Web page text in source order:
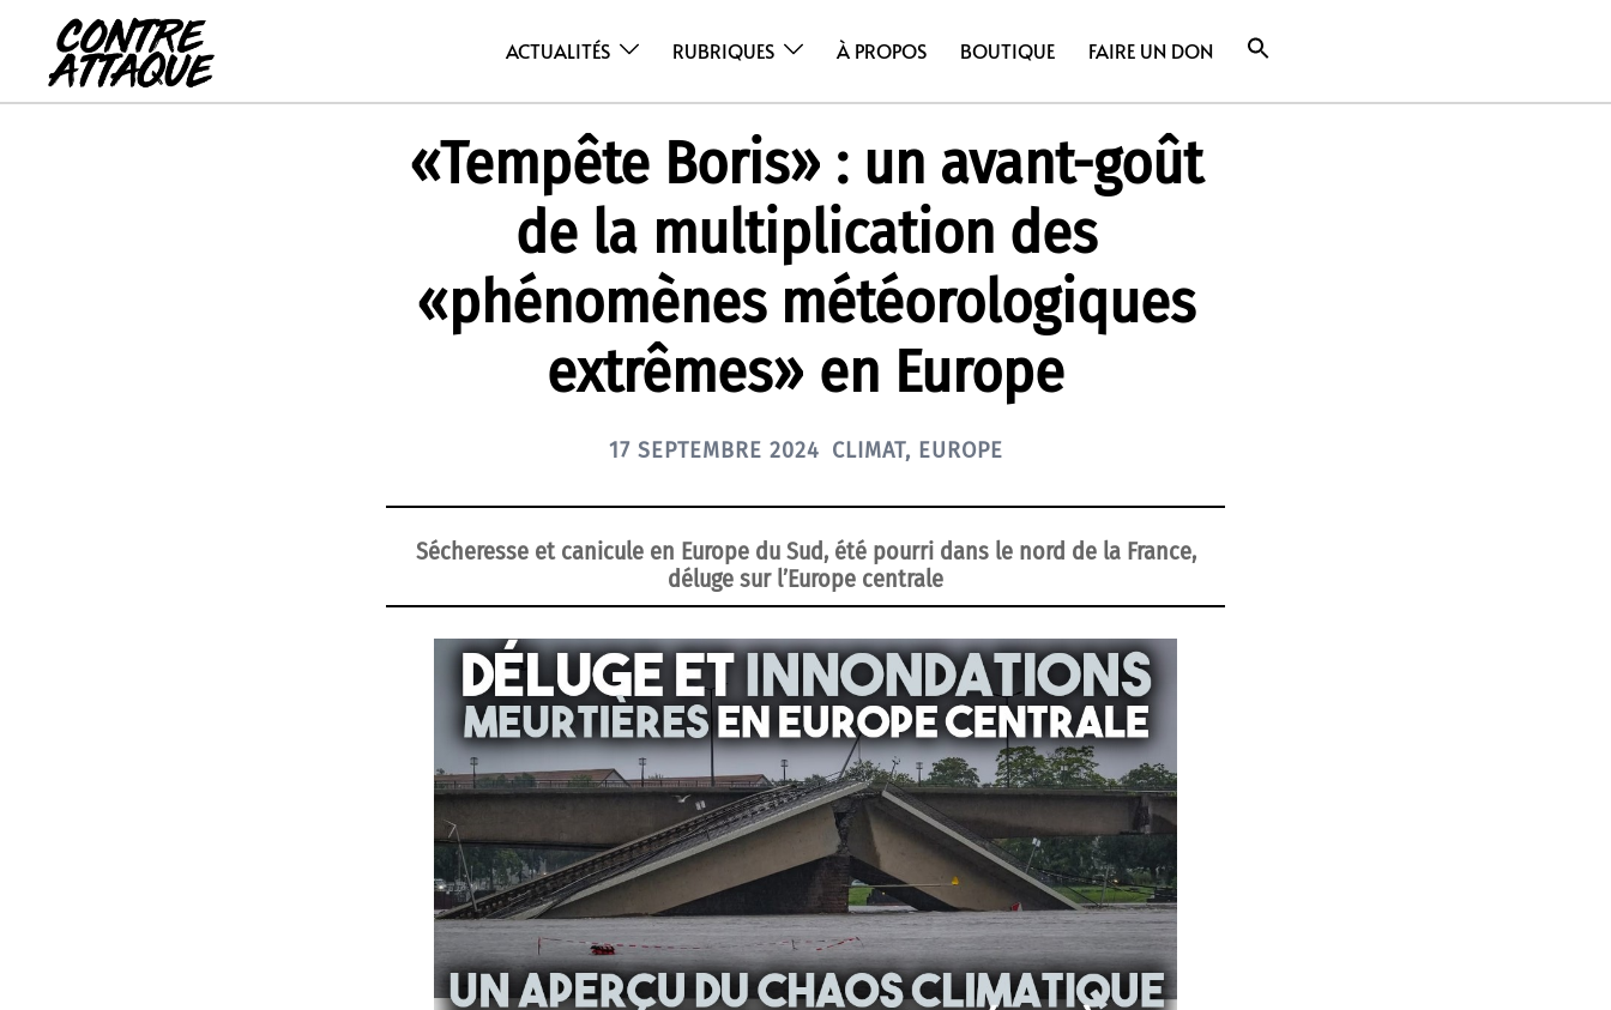
contenu
ACTUALITÉS RUBRIQUES À PROPOS BOUTIQUE FAIRE UN DON
«Tempête Boris» : un avant-goût
de la multiplication des
«phénomènes météorologiques
extrêmes» en Europe
17 SEPTEMBRE 2024 CLIMAT, EUROPE
Sécheresse et canicule en Europe du Sud, été pourri dans le nord de la France,
déluge sur l’Europe centrale